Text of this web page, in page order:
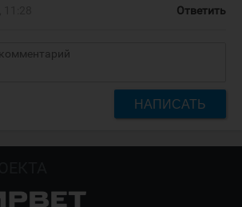
Ответить
НАПИСАТЬ